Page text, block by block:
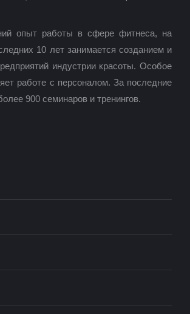
опыт работы в сфере фитнеса, на
10 лет занимается созданием и
индустрии красоты. Особое
работе с персоналом. За последние
900 семинаров и тренингов.